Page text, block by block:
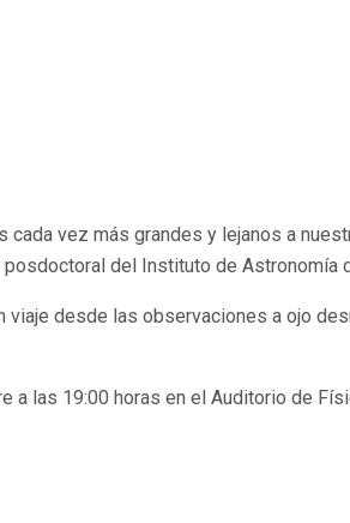
vez más grandes y lejanos a
del Instituto de Astronomía
viaje desde las observaciones a ojo
las 19:00 horas en el Auditorio de